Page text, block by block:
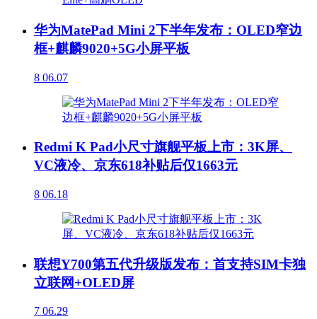
华为MatePad Mini 2下半年发布：OLED窄边
框+麒麟9020+5G小屏平板
8 06.07
Redmi K Pad小尺寸旗舰平板上市：3K屏、
VC液冷、京东618补贴后仅1663元
8 06.18
联想Y700第五代升级版发布：首支持SIM卡独
立联网+OLED屏
7 06.29